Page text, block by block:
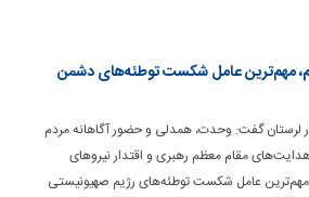
مهم‌ترین عامل شکست توطئه‌های دشمن
لرستان گفت: وحدت، همدلی و حضور آگاهانه مردم
هدایت‌های مقام معظم رهبری و اقتدار نیروهای
عامل شکست توطئه‌های رژیم صهیونیستی